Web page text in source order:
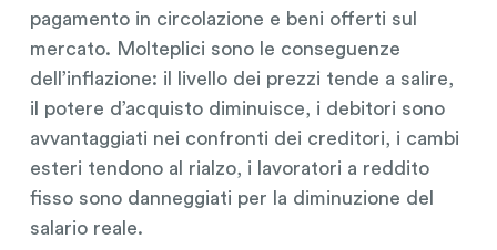
pagamento in circolazione e beni offerti sul
mercato. Molteplici sono le conseguenze
dell’inflazione: il livello dei prezzi tende a salire,
il potere d’acquisto diminuisce, i debitori sono
avvantaggiati nei confronti dei creditori, i cambi
esteri tendono al rialzo, i lavoratori a reddito
fisso sono danneggiati per la diminuzione del
salario reale.